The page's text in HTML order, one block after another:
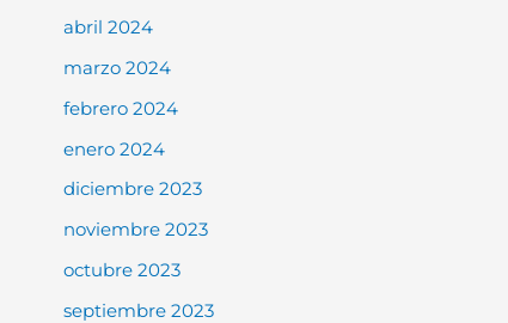
abril 2024
marzo 2024
febrero 2024
enero 2024
diciembre 2023
noviembre 2023
octubre 2023
septiembre 2023